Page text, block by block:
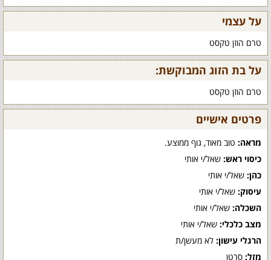
על עצמי
טרם הוזן טקסט
על בת הזוג המבוקשת:
טרם הוזן טקסט
פרטים אישיים
מראה: טוב מאוד, גוף ממוצע.
כיסוי ראש: שאל/י אותי
כהן: שאל/י אותי
עיסוק: שאל/י אותי
השכלה: שאל/י אותי
מצב כלכלי: שאל/י אותי
הרגלי עישון: לא מעשן/ת
מזל: סרטן